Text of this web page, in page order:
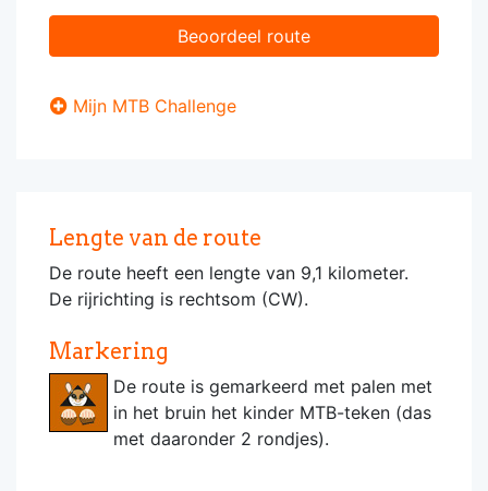
Beoordeel route
Mijn MTB Challenge
Lengte van de route
De route heeft een lengte van 9,1 kilometer.
De rijrichting is rechtsom (CW).
Markering
De route is gemarkeerd met palen met
in het bruin het kinder MTB-teken (das
met daaronder 2 rondjes).